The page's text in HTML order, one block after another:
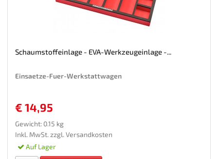
Schaumstoffeinlage - EVA-Werkzeugeinlage -...
Einsaetze-Fuer-Werkstattwagen
€ 14,95
Gewicht: 0.15 kg
Inkl. MwSt. zzgl. Versandkosten
Auf Lager